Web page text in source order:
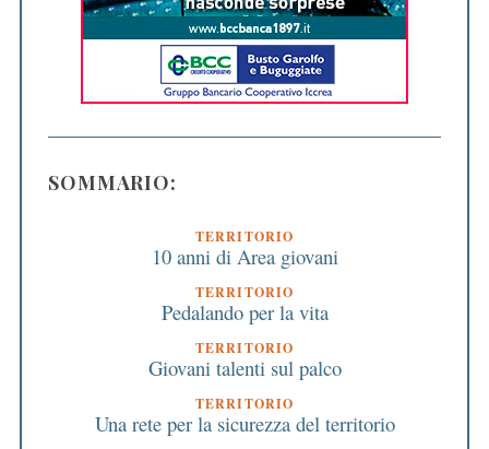
SOMMARIO:
TERRITORIO
10 anni di Area giovani
TERRITORIO
Pedalando per la vita
TERRITORIO
Giovani talenti sul palco
TERRITORIO
Una rete per la sicurezza del territorio